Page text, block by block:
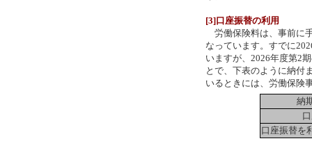
[3]口座振替の利用
労働保険料は、事前に
なっています。すでに
いますが、2026年度第2
とで、下表のように納付
いるときには、労働保険
納
口座振替を